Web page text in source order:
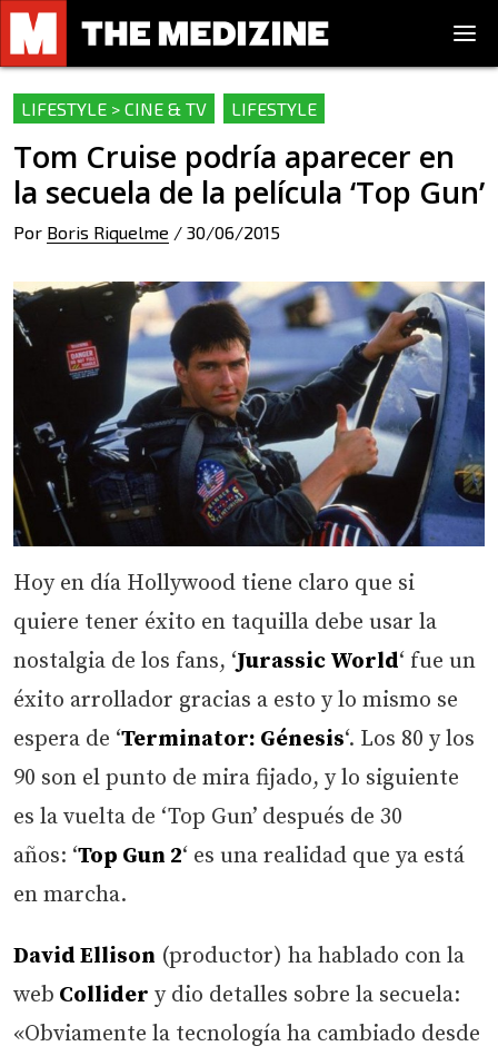
LIFESTYLE > CINE & TV LIFESTYLE
Tom Cruise podría aparecer en
la secuela de la película ‘Top Gun’
Por Boris Riquelme / 30/06/2015
Hoy en día Hollywood tiene claro que si
quiere tener éxito en taquilla debe usar la
nostalgia de los fans, ‘Jurassic World‘ fue un
éxito arrollador gracias a esto y lo mismo se
espera de ‘Terminator: Génesis‘. Los 80 y los
90 son el punto de mira fijado, y lo siguiente
es la vuelta de ‘Top Gun’ después de 30
años: ‘Top Gun 2‘ es una realidad que ya está
en marcha.
David Ellison (productor) ha hablado con la
web Collider y dio detalles sobre la secuela:
«Obviamente la tecnología ha cambiado desde